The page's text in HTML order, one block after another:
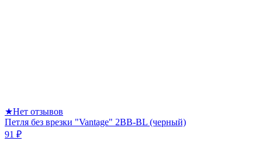
★Нет отзывов
Петля без врезки "Vantage" 2BB-BL (черный)
91 ₽